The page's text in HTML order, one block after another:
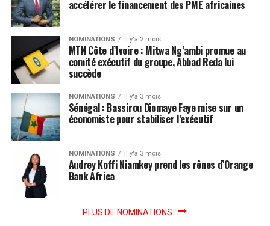
accélérer le financement des PME africaines
NOMINATIONS il y'a 2 mois
MTN Côte d’Ivoire : Mitwa Ng’ambi promue au
comité exécutif du groupe, Abbad Reda lui
succède
NOMINATIONS il y'a 3 mois
Sénégal : Bassirou Diomaye Faye mise sur un
économiste pour stabiliser l’exécutif
NOMINATIONS il y'a 3 mois
Audrey Koffi Niamkey prend les rênes d’Orange
Bank Africa
PLUS DE NOMINATIONS